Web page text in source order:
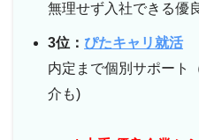
無理せず入社できる優
3位： ぴたキャリ就活
内定まで個別サポート
介も)